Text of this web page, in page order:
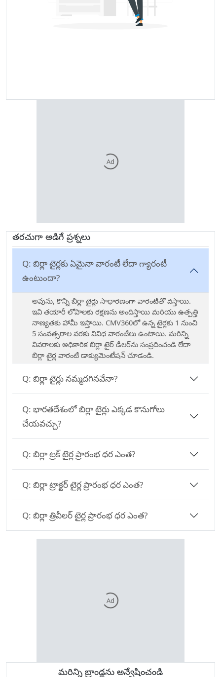
Ad
తరచుగా అడిగే ప్రశ్నలు
Q: బిర్లా టైర్లకు ఏమైనా వారంటీ లేదా గ్యారంటీ
ఉంటుందా?
అవును, కొన్ని బిర్లా టైర్లు సాధారణంగా వారంటీతో వస్తాయి.
ఇవి తయారీ లోపాలకు రక్షణను అందిస్తాయి మరియు ఉత్పత్తి
నాణ్యతకు హామీ ఇస్తాయి. CMV360లో ఉన్న టైర్లకు 1 నుంచి
5 సంవత్సరాల వరకు వివిధ వారంటీలు ఉంటాయి. మరిన్ని
వివరాలకు అధికారిక బిర్లా టైర్ డీలర్‌ను సంప్రదించండి లేదా
బిర్లా టైర్ల వారంటీ డాక్యుమెంటేషన్ చూడండి.
Q: బిర్లా టైర్లు నమ్మదగినవేనా?
Q: భారతదేశంలో బిర్లా టైర్లు ఎక్కడ కొనుగోలు
చేయవచ్చు?
Q: బిర్లా ట్రక్ టైర్ల ప్రారంభ ధర ఎంత?
Q: బిర్లా ట్రాక్టర్ టైర్ల ప్రారంభ ధర ఎంత?
Q: బిర్లా త్రివీలర్ టైర్ల ప్రారంభ ధర ఎంత?
Ad
మరిన్ని బ్రాండ్లను అన్వేషించండి